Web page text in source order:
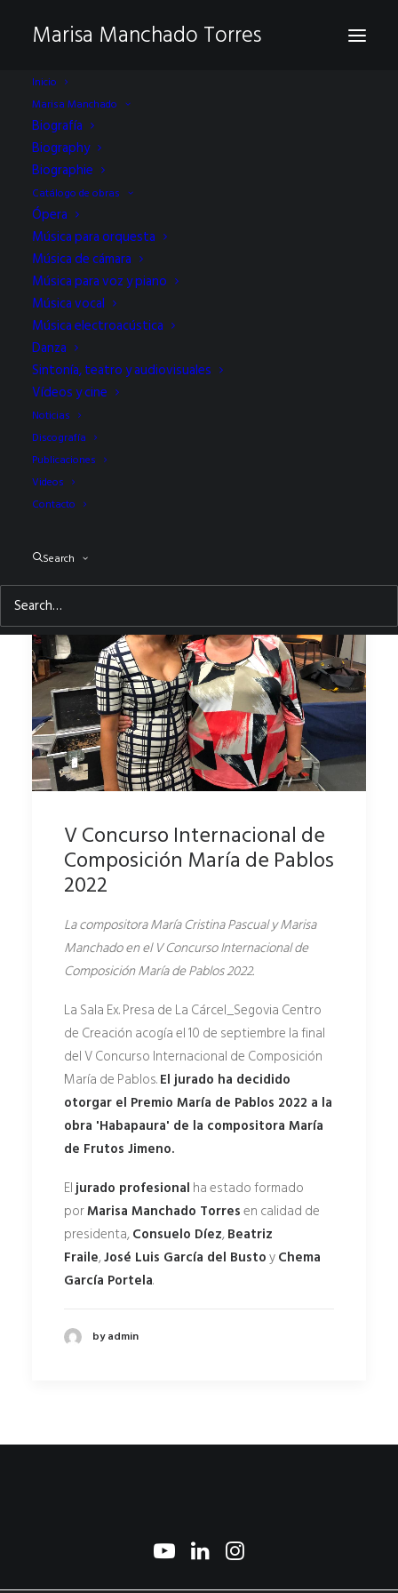
Marisa Manchado Torres
Inicio
Marisa Manchado
Biografía
Biography
Biographie
Catálogo de obras
Ópera
Música para orquesta
Música de cámara
Música para voz y piano
Música vocal
Música electroacústica
Danza
Sintonía, teatro y audiovisuales
Vídeos y cine
Noticias
Discografía
Publicaciones
Videos
Contacto
Search
Internacional de
Composición María de
Pablos 2022
V Concurso Internacional de
Composición María de Pablos
2022
La compositora María Cristina Pascual y Marisa
Manchado en el V Concurso Internacional de
Composición María de Pablos 2022.
La Sala Ex. Presa de La Cárcel_Segovia Centro
de Creación acogía el 10 de septiembre la final
del V Concurso Internacional de Composición
María de Pablos.El jurado ha decidido
otorgar el Premio María de Pablos 2022 a la
obra 'Habapaura' de la compositora María
de Frutos Jimeno.
Eljurado profesional ha estado formado
porMarisa Manchado Torresen calidad de
presidenta,Consuelo Díez,Beatriz
Fraile,José Luis García del BustoyChema
García Portela.
by admin